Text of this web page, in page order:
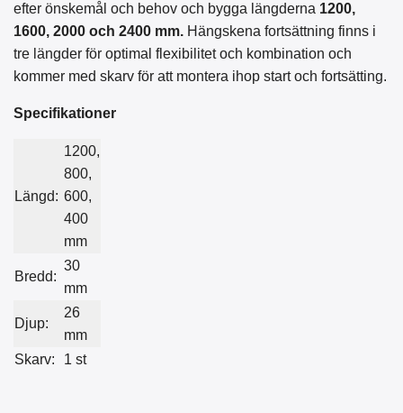
efter önskemål och behov och bygga längderna 1200,
1600, 2000 och 2400 mm. Hängskena fortsättning finns i
tre längder för optimal flexibilitet och kombination och
kommer med skarv för att montera ihop start och fortsätting.
Specifikationer
Längd:
1200,
800,
600,
400
mm
Bredd:
30
mm
Djup:
26
mm
Skarv:
1 st